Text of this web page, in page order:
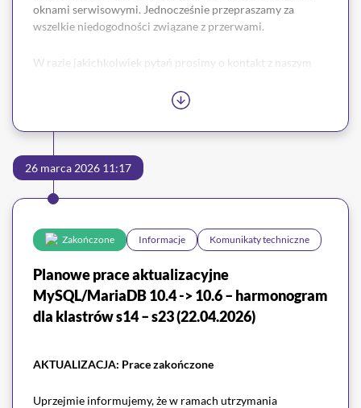
oknami serwisowymi. Jednocześnie przepraszamy za
wszelkie niedogodności związane z przerwami.
W razie jakichkolwiek pytań prosimy o kontakt z naszym
26 marca 2026 11:17
Zakończone Informacje Komunikaty techniczne
Planowe prace aktualizacyjne
MySQL/MariaDB 10.4 -> 10.6 – harmonogram
dla klastrów s14 – s23 (22.04.2026)
AKTUALIZACJA: Prace zakończone
Uprzejmie informujemy, że w ramach utrzymania